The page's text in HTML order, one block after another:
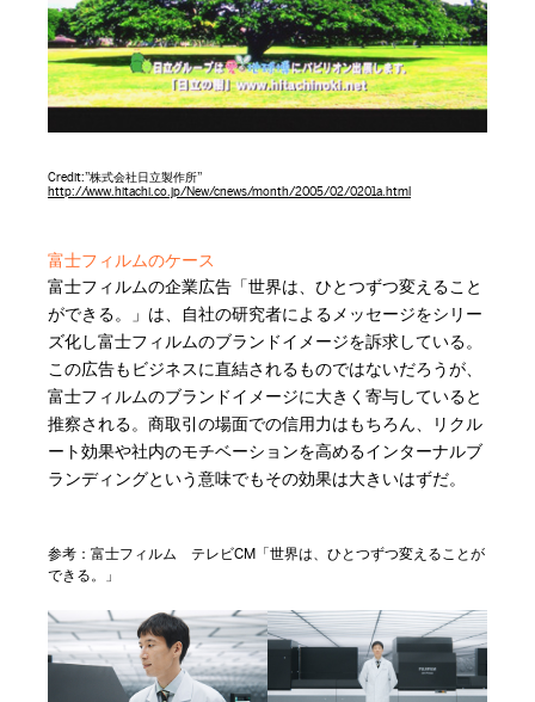
Credit:”株式会社日立製作所”
http://www.hitachi.co.jp/New/cnews/month/2005/02/0201a.html
富士フィルムのケース
富士フィルムの企業広告「世界は、ひとつずつ変えること
ができる。」は、自社の研究者によるメッセージをシリー
ズ化し富士フィルムのブランドイメージを訴求している。
この広告もビジネスに直結されるものではないだろうが、
富士フィルムのブランドイメージに大きく寄与していると
推察される。商取引の場面での信用力はもちろん、リクル
ート効果や社内のモチベーションを高めるインターナルブ
ランディングという意味でもその効果は大きいはずだ。
参考：富士フィルム テレビCM「世界は、ひとつずつ変えることが
できる。」